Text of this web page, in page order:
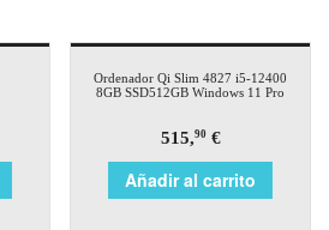
Ordenador Qi Slim 4827 i5-12400
8GB SSD512GB Windows 11 Pro
515,90€
Añadir al carrito